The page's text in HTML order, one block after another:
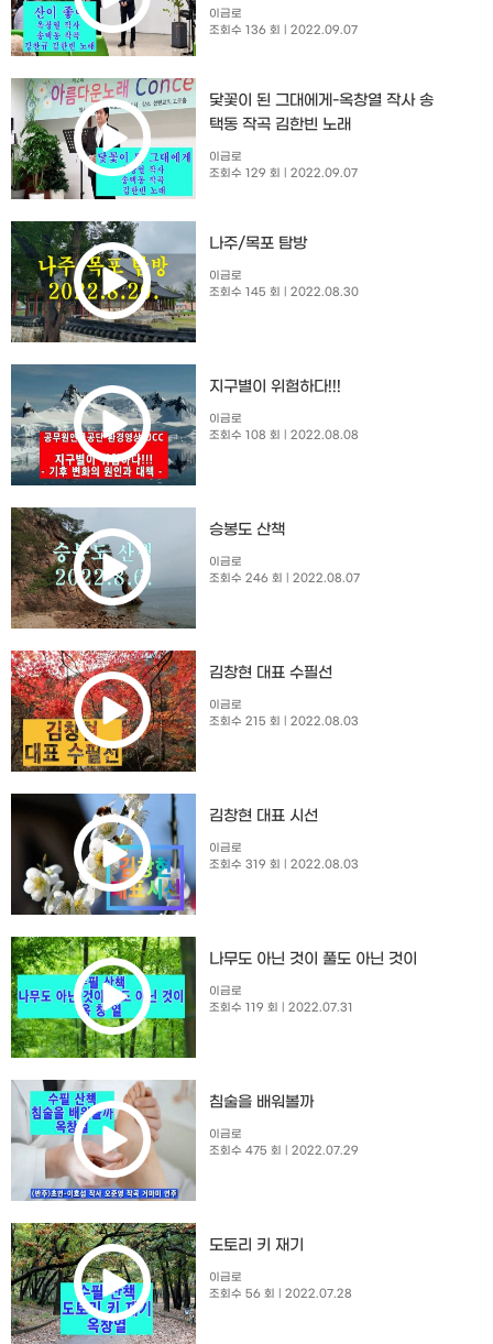
이금로
조회수 136 회
| 2022.09.07
닻꽃이 된 그대에게-옥창열 작사 송
택동 작곡 김한빈 노래
이금로
조회수 129 회
| 2022.09.07
나주/목포 탐방
이금로
조회수 145 회
| 2022.08.30
지구별이 위험하다!!!
이금로
조회수 108 회
| 2022.08.08
승봉도 산책
이금로
조회수 246 회
| 2022.08.07
김창현 대표 수필선
이금로
조회수 215 회
| 2022.08.03
김창현 대표 시선
이금로
조회수 319 회
| 2022.08.03
나무도 아닌 것이 풀도 아닌 것이
이금로
조회수 119 회
| 2022.07.31
침술을 배워볼까
이금로
조회수 475 회
| 2022.07.29
도토리 키 재기
이금로
조회수 56 회
| 2022.07.28